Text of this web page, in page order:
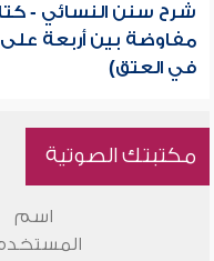
شرح سنن النسائي -
مفاوضة بين أربعة
في العتق)
مكتبتك الصوتية
اسم